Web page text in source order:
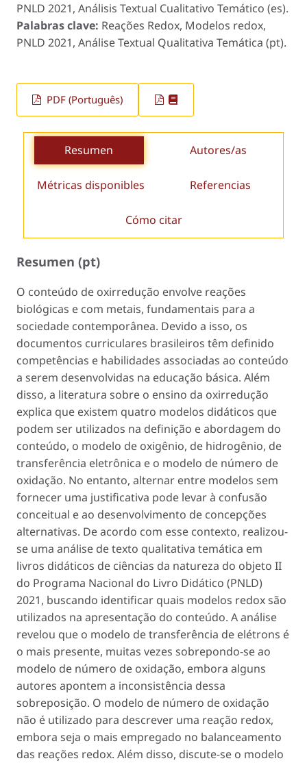
PNLD 2021, Análisis Textual Cualitativo Temático (es).
Palabras clave: Reações Redox, Modelos redox,
PNLD 2021, Análise Textual Qualitativa Temática (pt).
PDF (Português)
Resumen Autores/as
Métricas disponibles Referencias
Cómo citar
Resumen (pt)
O conteúdo de oxirredução envolve reações
biológicas e com metais, fundamentais para a
sociedade contemporânea. Devido a isso, os
documentos curriculares brasileiros têm definido
competências e habilidades associadas ao conteúdo
a serem desenvolvidas na educação básica. Além
disso, a literatura sobre o ensino da oxirredução
explica que existem quatro modelos didáticos que
podem ser utilizados na definição e abordagem do
conteúdo, o modelo de oxigênio, de hidrogênio, de
transferência eletrônica e o modelo de número de
oxidação. No entanto, alternar entre modelos sem
fornecer uma justificativa pode levar à confusão
conceitual e ao desenvolvimento de concepções
alternativas. De acordo com esse contexto, realizou-
se uma análise de texto qualitativa temática em
livros didáticos de ciências da natureza do objeto II
do Programa Nacional do Livro Didático (PNLD)
2021, buscando identificar quais modelos redox são
utilizados na apresentação do conteúdo. A análise
revelou que o modelo de transferência de elétrons é
o mais presente, muitas vezes sobrepondo-se ao
modelo de número de oxidação, embora alguns
autores apontem a inconsistência dessa
sobreposição. O modelo de número de oxidação
não é utilizado para descrever uma reação redox,
embora seja o mais empregado no balanceamento
das reações redox. Além disso, discute-se o modelo